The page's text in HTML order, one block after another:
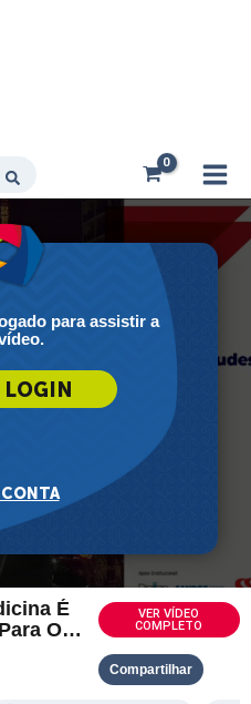
para assistir a
É
O
VER VÍDEO
COMPLETO
Compartilhar